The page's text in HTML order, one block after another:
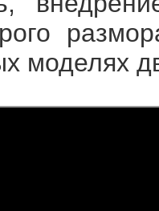
моделях